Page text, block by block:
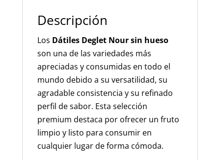
Descripción
Los Dátiles Deglet Nour sin hueso
son una de las variedades más
apreciadas y consumidas en todo el
mundo debido a su versatilidad, su
agradable consistencia y su refinado
perfil de sabor. Esta selección
premium destaca por ofrecer un fruto
limpio y listo para consumir en
cualquier lugar de forma cómoda.